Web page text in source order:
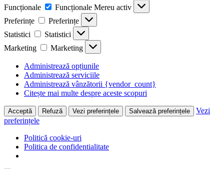
Funcționale
Funcționale Mereu activ
Preferințe
Preferințe
Statistici
Statistici
Marketing
Marketing
Administrează opțiunile
Administrează serviciile
Administrează vânzătorii {vendor_count}
Citește mai multe despre aceste scopuri
Acceptă Refuză Vezi preferințele Salvează preferințele
Vezi
preferințele
Politică cookie-uri
Politica de confidentialitate